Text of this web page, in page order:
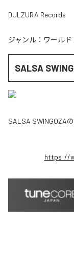
DULZURA Records
ジャンル： ワールド
SALSA
SALSA SWINGOZA
https://